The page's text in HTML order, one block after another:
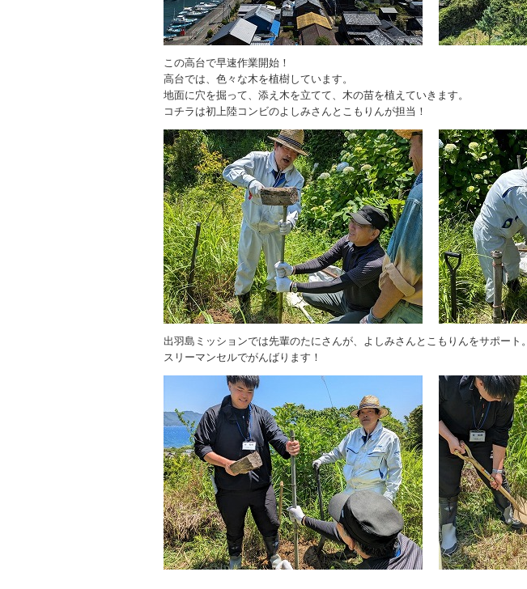
この高台で早速作業開始！
高台では、色々な木を植樹しています。
地面に穴を掘って、添え木を立てて、木の苗を植えていきます。
コチラは初上陸コンビのよしみさんとこもりんが担当！
出羽島ミッションでは先輩のたにさんが、よしみさんとこもりんをサポート。
スリーマンセルでがんばります！